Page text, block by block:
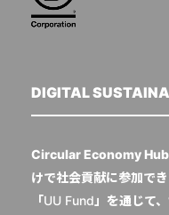
DIGITAL
Circular Economy Hub
けで社会貢献に参加で
「UU Fund 」を通じて